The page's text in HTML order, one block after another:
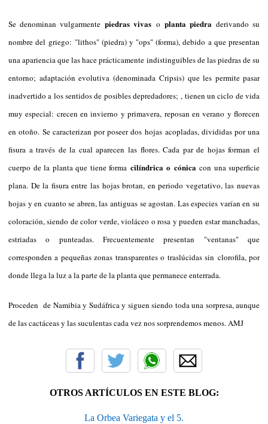
Se denominan vulgarmentepiedras vivas o planta piedraderivando su
nombre del griego: "lithos" (piedra) y "ops" (forma), debido a que presentan
una apariencia que las hace prácticamente indistinguibles de las piedras de su
entorno; adaptación evolutiva (denominada Cripsis) que les permite pasar
inadvertido a los sentidos de posibles depredadores; , tienen un ciclo de vida
muy especial: crecen en invierno y primavera, reposan en verano y florecen
en otoño. Se caracterizan por poseer dos hojas acopladas, divididas por una
fisura a través de la cual aparecen las flores. Cada par de hojas forman el
cuerpo de la planta que tiene forma cilíndrica o cónica con una superficie
plana. De la fisura entre las hojas brotan, en periodo vegetativo, las nuevas
hojas y en cuanto se abren, las antiguas se agostan. Las especies varían en su
coloración, siendo de color verde, violáceo o rosa y pueden estar manchadas,
estriadas o punteadas. Frecuentemente presentan "ventanas" que
corresponden a pequeñas zonas transparentes o traslúcidas sin clorofila, por
donde llega la luz a la parte de la planta que permanece enterrada.
Proceden de Namibia y Sudáfrica y siguen siendo toda una sorpresa, aunque
de las cactáceas y las suculentas cada vez nos sorprendemos menos. AMJ
OTROS ARTÍCULOS EN ESTE BLOG:
La Orbea Variegata y el 5.